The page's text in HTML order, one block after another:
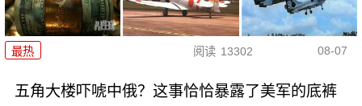
最热 阅读 13302 08-07
五角大楼吓唬中俄？这事恰恰暴露了美军的底裤